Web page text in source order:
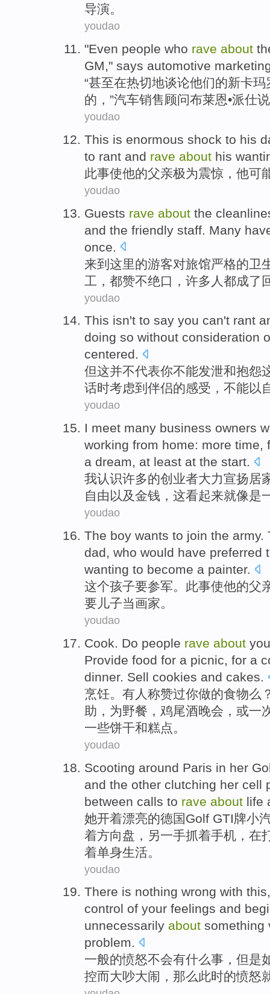
导演。
youdao
"Even people who rave about
GM," says automotive
“甚至在热切地谈论他们的新卡玛
的，”汽车销售顾问布莱恩•派仕说
youdao
This is enormous shock to his
to rant and rave about his
此事使他的父亲极为震惊 ， 他可
youdao
Guests rave about the
and the friendly staff Many
once.
来到这里的游客对旅馆严格的卫
工 ，都赞不绝口 ， 许多人 都成了
youdao
This isn't to say you can't rant
doing so without consideration
centered.
但这并不代表你不能发泄和抱怨
话时考虑到 伴侣的感受，不能以
youdao
I meet many business owners
working from home: more time,
a dream, at least at the start.
我认识许多的创业者大力宣扬居
自由 以及金钱 ，这看起来就像是
youdao
The boy wants to join the army.
dad, who would have preferred
wanting to become a painter.
这个孩子要参军。此事使他的父
要儿子当画家。
youdao
Cook. Do people rave about
Provide food for a picnic, for a
dinner. Sell cookies and cakes.
烹饪。 有人 称赞过你做的食物么
助， 为野餐 ， 鸡尾酒晚会 ，或一
一些饼干和糕点。
youdao
Scooting around Paris in her
and the other clutching her cell
between calls to rave about life
她开着漂亮的德国Golf GTI牌小
着方向盘 ， 另一手抓着手机 ，在
着单身生活。
youdao
There is nothing wrong with
control of your feelings and
unnecessarily about something
problem.
一般的愤怒不会有什么事， 但是
控而大吵大闹，那么此时的愤怒